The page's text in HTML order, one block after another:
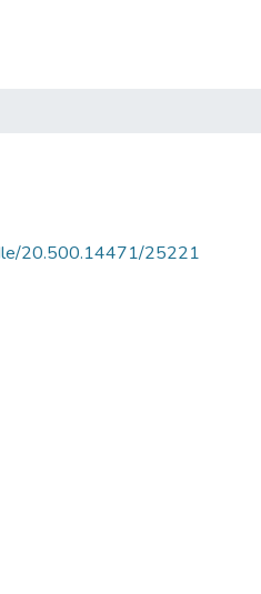
20.500.14471/25221